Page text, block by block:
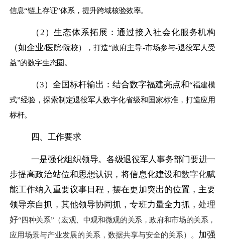
信息“链上存证”体系，提升跨域核验效率。
（2）生态体系拓展：通过接入社会化服务机构
（如企业/医院/院校），打造“政府主导-市场参与-退役军人受
益”的数字生态圈。
（3） 全国标杆输出：结合数字福建亮点和“福建模
式”经验，探索制定退役军人数字化省级和国家标准，打造应用
标杆。
四、工作要求
一是强化组织领导。 各级退役军人事务部门要进一
步提高政治站位和思想认识，将信息化建设和数字化赋
能工作纳入重要议事日程，摆在更加突出的位置，主要
领导亲自抓，其他领导协同抓，专班力量全力抓，处理
好“四种关系”（宏观、中观和微观的关系，政府和市场的关系，
应用场景与产业发展的关系，数据共享与安全的关系）。 加强